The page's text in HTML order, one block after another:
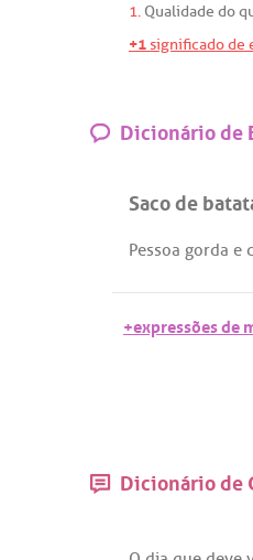
1. Qualidade do
+1significado de
Dicionário de
Saco de
Pessoa gorda e
+expressões de
Dicionário de